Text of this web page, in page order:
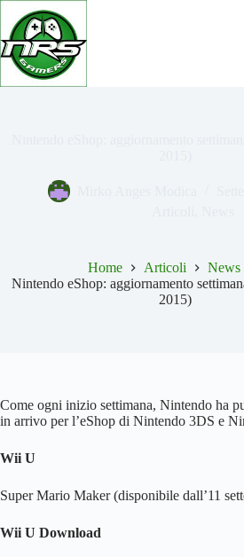
Salta
contenuto
Home Articoli
News
Nintendo eShop: aggiornamento
2015)
Come ogni inizio settimana, Nintendo ha
in arrivo per l’eShop di Nintendo 3DS e
Wii U
Super Mario Maker (disponibile dall’11
Wii U Download